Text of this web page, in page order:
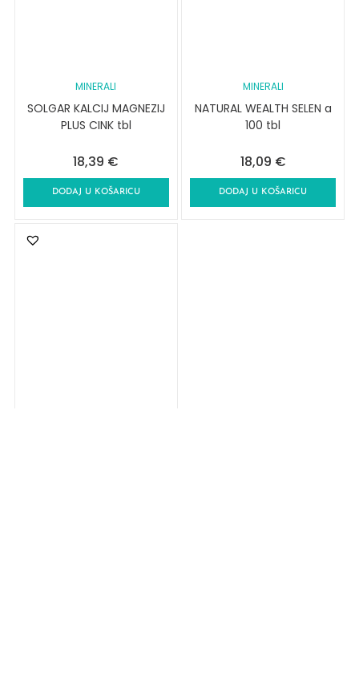
MINERALI
SOLGAR KALCIJ MAGNEZIJ
PLUS CINK tbl
18,39 €
DODAJ U KOŠARICU
MINERALI
NATURAL WEALTH SELEN a
100 tbl
18,09 €
DODAJ U KOŠARICU